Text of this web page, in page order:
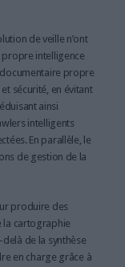
de veille n’ont
propre intelligence
propre
sécurité, en évitant
ainsi
intelligents
En parallèle, le
de gestion de la
produire des
la cartographie
delà de la synthèse
en charge grâce à